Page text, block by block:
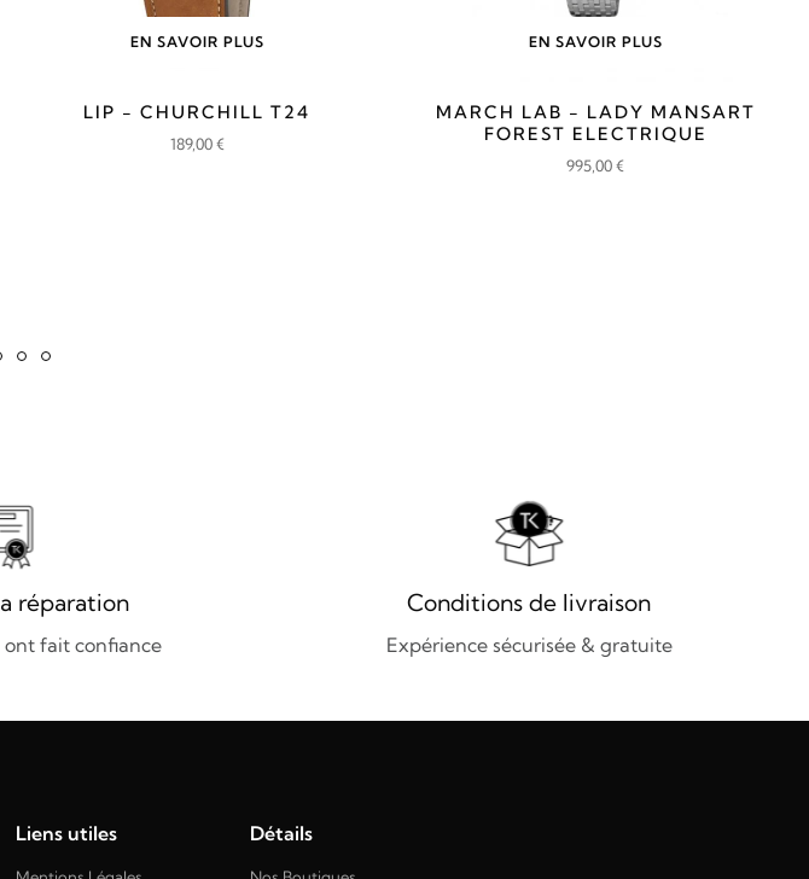
EN SAVOIR PLUS
LIP - CHURCHILL T24
189,00€
EN SAVOIR PLUS
MARCH LAB - LADY MANSART
FOREST ELECTRIQUE
995,00€
réparation
ont fait confiance
Conditions de livraison
Expérience sécurisée & gratuite
Liens utiles Détails